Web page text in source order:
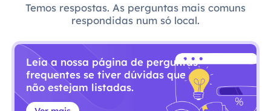
Temos respostas. As perguntas mais comuns
respondidas num só local.
Leia a nossa página de perguntas
frequentes se tiver dúvidas que
não estejam listadas.